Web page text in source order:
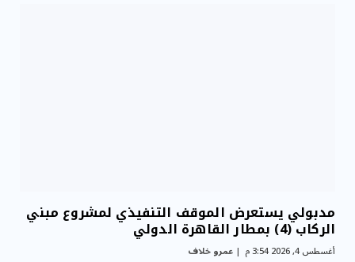
مدبولي يستعرض الموقف التنفيذي لمشروع مبني
الركاب (4) بمطار القاهرة الدولي
أغسطس 4, 2026 3:54 م عمرو خلاف